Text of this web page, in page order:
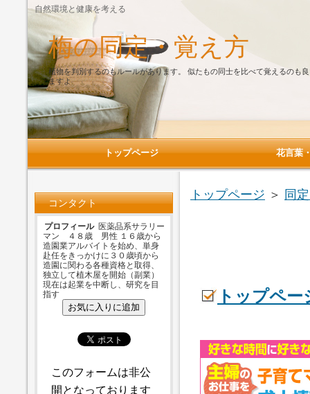
自然環境と健康を考える
梅の同定・覚え方
植物を判別するのもルールがあります。 似たもの同士を比べて覚えるのも
ますよ
トップページ ＞ 同
トップペ
コンタクト
プロフィール 医薬品系サラリー
マン ４８歳 男性 １６歳から
造園業アルバイトを始め、単身
赴任をきっかけに３０歳頃から
造園に関わる各種資格と取得、
独立して植木屋を開始（副業）
現在は起業を中断し、研究を目
指す
トップページ 花言葉